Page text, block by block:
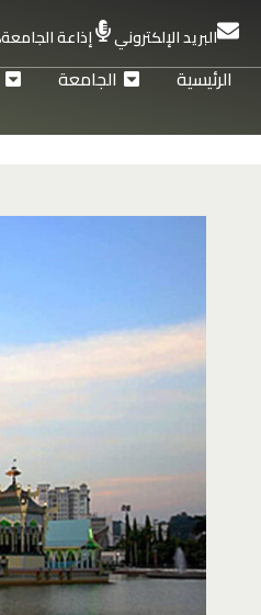
البريد الإلكتروني إذاعة الجامعة
الجامعة الرئيسية